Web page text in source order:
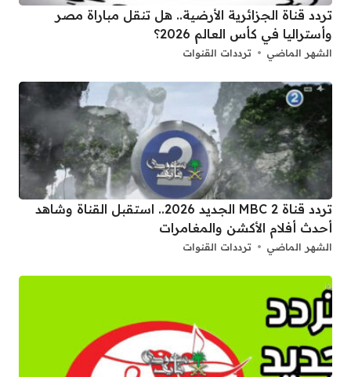
تردد قناة الجزائرية الأرضية.. هل تنقل مباراة مصر
وأستراليا في كأس العالم 2026؟
الشهر الماضي ترددات القنوات
تردد قناة 2 MBC الجديد 2026.. استقبل القناة وشاهد
أحدث أفلام الأكشن والمغامرات
الشهر الماضي ترددات القنوات